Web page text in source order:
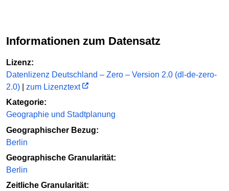
Informationen zum Datensatz
Lizenz:
Datenlizenz Deutschland – Zero – Version 2.0 (dl-de-zero-
2.0)
zum Lizenztext
Kategorie:
Geographie und Stadtplanung
Geographischer Bezug:
Berlin
Geographische Granularität:
Berlin
Zeitliche Granularität: